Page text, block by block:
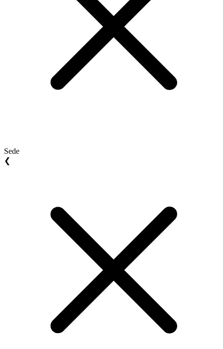
Sede
❮